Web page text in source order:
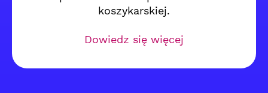
koszykarskiej.
Dowiedz się więcej